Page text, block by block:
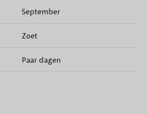
September
Zoet
Paar dagen